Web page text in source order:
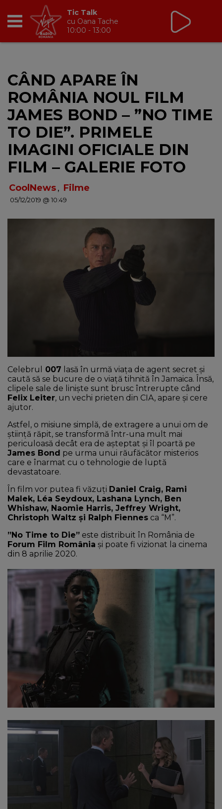
BREAKFAST
TIC TALK
CÂȘTIGĂ
HOT 30
DANCEFLOOR CHART
Tic Talk
cu Oana Tache
10:00 - 13:00
CÂND APARE ÎN
ROMÂNIA NOUL FILM
JAMES BOND – ”NO TIME
TO DIE”. PRIMELE
IMAGINI OFICIALE DIN
FILM – GALERIE FOTO
CoolNews, Filme
05/12/2019 @ 10:49
Celebrul 007 lasă în urmă viața de agent secret și
caută să se bucure de o viață tihnită în Jamaica. Însă,
clipele sale de liniște sunt brusc întrerupte când
Felix Leiter, un vechi prieten din CIA, apare și cere
ajutor.
Astfel, o misiune simplă, de extragere a unui om de
știință răpit, se transformă într-una mult mai
periculoasă decât era de așteptat și îl poartă pe
James Bond pe urma unui răufăcător misterios
care e înarmat cu o tehnologie de luptă
devastatoare.
În film vor putea fi văzuți Daniel Craig, Rami
Malek, Léa Seydoux, Lashana Lynch, Ben
Whishaw, Naomie Harris, Jeffrey Wright,
Christoph Waltz și Ralph Fiennes ca “M”.
”No Time to Die” este distribuit în România de
Forum Film România și poate fi vizionat la cinema
din 8 aprilie 2020.